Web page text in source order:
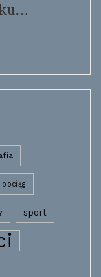
pociąg
sport